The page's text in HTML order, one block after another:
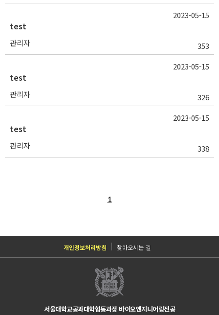
test
관리자 353
2023-05-15
test
관리자 326
2023-05-15
test
관리자 338
2023-05-15
1
개인정보처리방침 찾아오시는 길
서울대학교공과대학협동과정 바이오엔지니어링전공